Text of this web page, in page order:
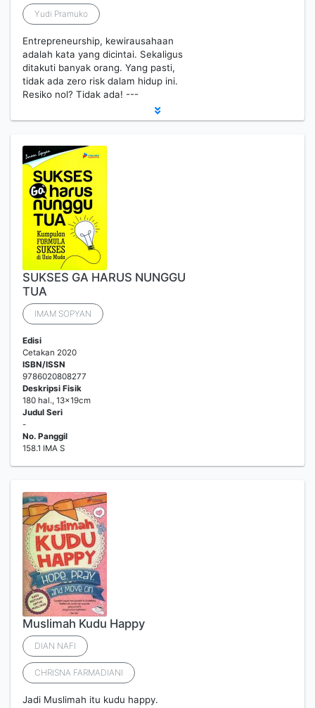
Yudi Pramuko
Entrepreneurship, kewirausahaan
adalah kata yang dicintai. Sekaligus
ditakuti banyak orang. Yang pasti,
tidak ada zero risk dalam hidup ini.
Resiko nol? Tidak ada! ---
SUKSES GA HARUS NUNGGU
TUA
IMAM SOPYAN
Edisi
Cetakan 2020
ISBN/ISSN
9786020808277
Deskripsi Fisik
180 hal., 13x19cm
Judul Seri
-
No. Panggil
158.1 IMA S
Muslimah Kudu Happy
DIAN NAFI
CHRISNA FARMADIANI
Jadi Muslimah itu kudu happy.